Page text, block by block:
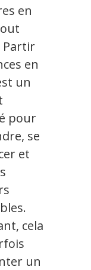
en
Partir
en
un
pour
se
et
cela
un